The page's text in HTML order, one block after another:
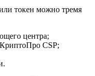
токен можно тремя
центра;
CSP;